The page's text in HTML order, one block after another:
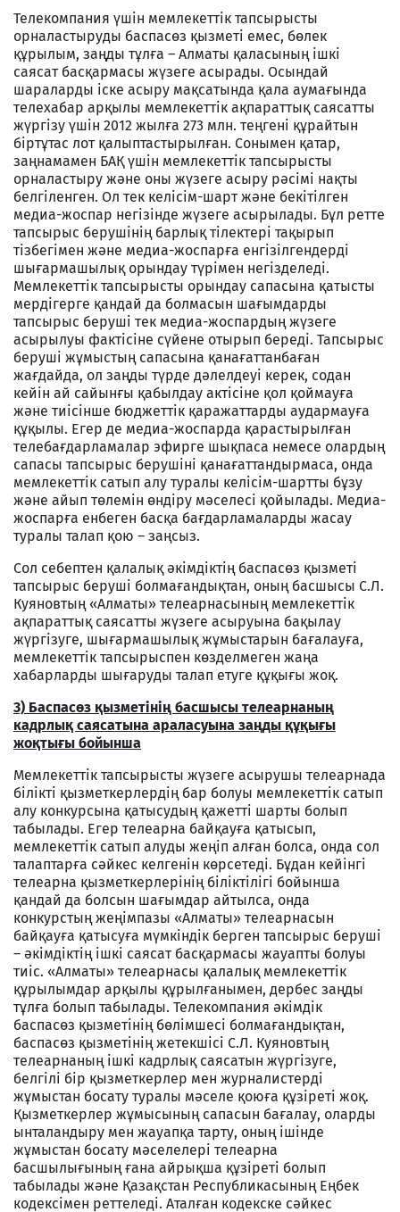
Телекомпания үшін мемлекеттік тапсырысты
орналастыруды баспасөз қызметі емес, бөлек
құрылым, заңды тұлға – Алматы қаласының ішкі
саясат басқармасы жүзеге асырады. Осындай
шараларды іске асыру мақсатында қала аумағында
телехабар арқылы мемлекеттік ақпараттық саясатты
жүргізу үшін 2012 жылға 273 млн. теңгені құрайтын
біртұтас лот қалыптастырылған. Сонымен қатар,
заңнамамен БАҚ үшін мемлекеттік тапсырысты
орналастыру және оны жүзеге асыру рәсімі нақты
белгіленген. Ол тек келісім-шарт және бекітілген
медиа-жоспар негізінде жүзеге асырылады. Бұл ретте
тапсырыс берушінің барлық тілектері тақырып
тізбегімен және медиа-жоспарға енгізілгендерді
шығармашылық орындау түрімен негізделеді.
Мемлекеттік тапсырысты орындау сапасына қатысты
мердігерге қандай да болмасын шағымдарды
тапсырыс беруші тек медиа-жоспардың жүзеге
асырылуы фактісіне сүйене отырып береді. Тапсырыс
беруші жұмыстың сапасына қанағаттанбаған
жағдайда, ол заңды түрде дәлелдеуі керек, содан
кейін ай сайынғы қабылдау актісіне қол қоймауға
және тиісінше бюджеттік қаражаттарды аудармауға
құқылы. Егер де медиа-жоспарда қарастырылған
телебағдарламалар эфирге шықпаса немесе олардың
сапасы тапсырыс берушіні қанағаттандырмаса, онда
мемлекеттік сатып алу туралы келісім-шартты бұзу
және айып төлемін өндіру мәселесі қойылады. Медиа-
жоспарға енбеген басқа бағдарламаларды жасау
туралы талап қою – заңсыз.
Сол себептен қалалық әкімдіктің баспасөз қызметі
тапсырыс беруші болмағандықтан, оның басшысы С.Л.
Куяновтың «Алматы» телеарнасының мемлекеттік
ақпараттық саясатты жүзеге асыруына бақылау
жүргізуге, шығармашылық жұмыстарын бағалауға,
мемлекеттік тапсырыспен көзделмеген жаңа
хабарларды шығаруды талап етуге құқығы жоқ.
3) Баспасөз қызметінің басшысы телеарнаның
кадрлық саясатына араласуына заңды құқығы
жоқтығы бойынша
Мемлекеттік тапсырысты жүзеге асырушы телеарнада
білікті қызметкерлердің бар болуы мемлекеттік сатып
алу конкурсына қатысудың қажетті шарты болып
табылады. Егер телеарна байқауға қатысып,
мемлекеттік сатып алуды жеңіп алған болса, онда сол
талаптарға сәйкес келгенін көрсетеді. Бұдан кейінгі
телеарна қызметкерлерінің біліктілігі бойынша
қандай да болсын шағымдар айтылса, онда
конкурстың жеңімпазы «Алматы» телеарнасын
байқауға қатысуға мүмкіндік берген тапсырыс беруші
– әкімдіктің ішкі саясат басқармасы жауапты болуы
тиіс. «Алматы» телеарнасы қалалық мемлекеттік
құрылымдар арқылы құрылғанымен, дербес заңды
тұлға болып табылады. Телекомпания әкімдік
баспасөз қызметінің бөлімшесі болмағандықтан,
баспасөз қызметінің жетекшісі С.Л. Куяновтың
телеарнаның ішкі кадрлық саясатын жүргізуге,
белгілі бір қызметкерлер мен журналистерді
жұмыстан босату туралы мәселе қоюға құзіреті жоқ.
Қызметкерлер жұмысының сапасын бағалау, оларды
ынталандыру мен жауапқа тарту, оның ішінде
жұмыстан босату мәселелері телеарна
басшылығының ғана айрықша құзіреті болып
табылады және Қазақстан Республикасының Еңбек
кодексімен реттеледі. Аталған кодекске сәйкес